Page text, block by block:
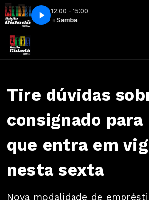
12:00 - 15:00
Cida Samba
Ferrugem - Chopp Garotinho
Tire dúvidas
consignado para
que entra em
nesta sexta
Nova modalidade de